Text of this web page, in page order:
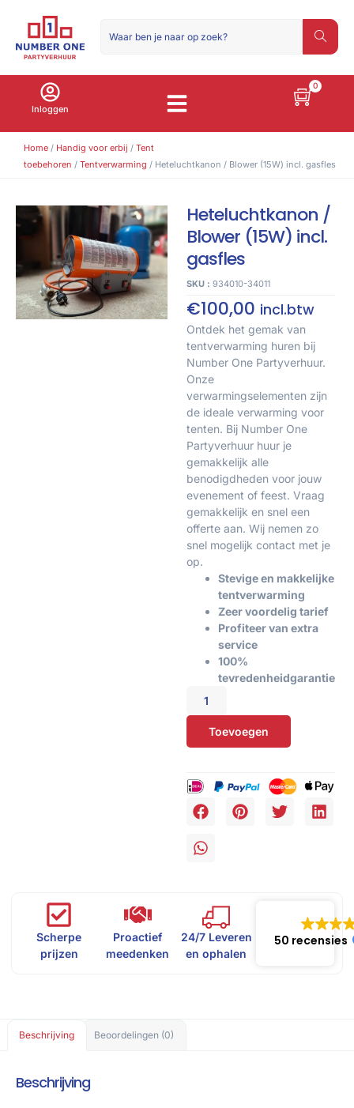
Inloggen
0
Home / Handig voor erbij / Tent
toebehoren / Tentverwarming / Heteluchtkanon / Blower (15W) incl. gasfles
Heteluchtkanon /
Blower (15W) incl.
gasfles
SKU : 934010-34011
€100,00 incl.btw
Ontdek het gemak van
tentverwarming huren bij
Number One Partyverhuur.
Onze
verwarmingselementen zijn
de ideale verwarming voor
tenten. Bij Number One
Partyverhuur huur je
gemakkelijk alle
benodigdheden voor jouw
evenement of feest. Vraag
gemakkelijk en snel een
offerte aan. Wij nemen zo
snel mogelijk contact met je
op.
Stevige en makkelijke
tentverwarming
Zeer voordelig tarief
Profiteer van extra
service
100%
tevredenheidgarantie
Toevoegen
Scherpe
prijzen
Proactief
meedenken
24/7 Leveren
en ophalen
50 recensies
Beschrijving Beoordelingen (0)
Beschrijving